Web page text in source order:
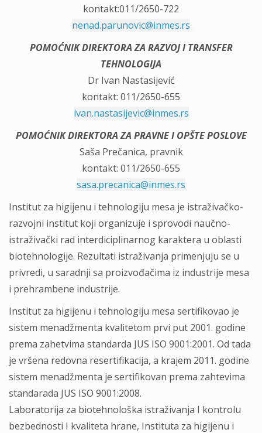
kontakt:011/2650-722
nenad.parunovic@inmes.rs
POMOĆNIK DIREKTORA ZA RAZVOJ I TRANSFER
TEHNOLOGIJA
Dr Ivan Nastasijević
kontakt: 011/2650-655
ivan.nastasijevic@inmes.rs
POMOĆNIK DIREKTORA ZA PRAVNE I OPŠTE POSLOVE
Saša Prečanica, pravnik
kontakt: 011/2650-655
sasa.precanica@inmes.rs
Institut za higijenu i tehnologiju mesa je istraživačko-
razvojni institut koji organizuje i sprovodi naučno-
istraživački rad interdiciplinarnog karaktera u oblasti
biotehnologije. Rezultati istraživanja primenjuju se u
privredi, u saradnji sa proizvođačima iz industrije mesa
i prehrambene industrije.
Institut za higijenu i tehnologiju mesa sertifikovao je
sistem menadžmenta kvalitetom prvi put 2001. godine
prema zahetvima standarda JUS ISO 9001:2001. Od tada
je vršena redovna resertifikacija, a krajem 2011. godine
sistem menadžmenta je sertifikovan prema zahtevima
standarada JUS ISO 9001:2008.
Laboratorija za biotehnološka istraživanja I kontrolu
bezbednosti I kvaliteta hrane, Instituta za higijenu i